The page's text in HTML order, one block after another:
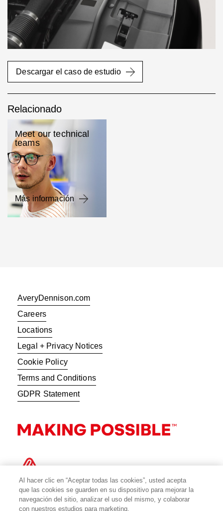
Descargar el caso de estudio
Relacionado
Meet our technical
teams
Más información
AveryDennison.com
Careers
Locations
Legal + Privacy Notices
Cookie Policy
Terms and Conditions
GDPR Statement
Al hacer clic en “Aceptar todas las cookies”, usted acepta
que las cookies se guarden en su dispositivo para mejorar la
navegación del sitio, analizar el uso del mismo, y colaborar
con nuestros estudios para marketing.